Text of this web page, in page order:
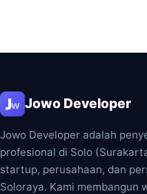
Jowo Developer
Jowo Developer adalah
profesional di Solo
startup, perusahaan, dan
Soloraya. Kami membangun